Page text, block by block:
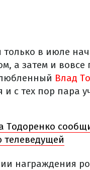
только в июле
а затем и вовсе
Влад
с тех пор пара
Тодоренко
телеведущей
награждения